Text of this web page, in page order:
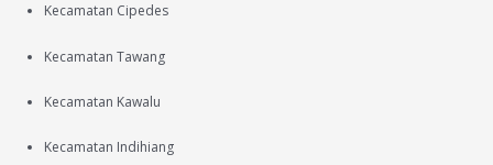
Kecamatan Cipedes
Kecamatan Tawang
Kecamatan Kawalu
Kecamatan Indihiang